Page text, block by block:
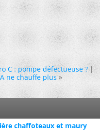
C : pompe défectueuse ?|
ne chauffe plus »
chaffoteaux et maury